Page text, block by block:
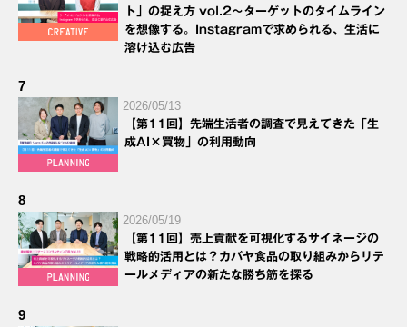
ト」の捉え方 vol.2～ターゲットのタイムライン
を想像する。Instagramで求められる、生活に
溶け込む広告
7
2026/05/13
【第11回】先端生活者の調査で見えてきた「生
成AI×買物」の利用動向
8
2026/05/19
【第11回】売上貢献を可視化するサイネージの
戦略的活用とは？カバヤ食品の取り組みからリテ
ールメディアの新たな勝ち筋を探る
9